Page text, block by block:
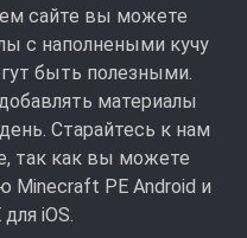
сайте вы можете
с наполнеными кучу
быть полезными.
материалы
Старайтесь к нам
так как вы можете
PE Android и
iOS.